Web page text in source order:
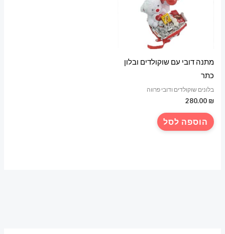
את
מתנה דובי עם שוקולדים ובלון
כתר
בלונים שוקולדים ודובי פרווה
280.00 ₪
הוספה לסל